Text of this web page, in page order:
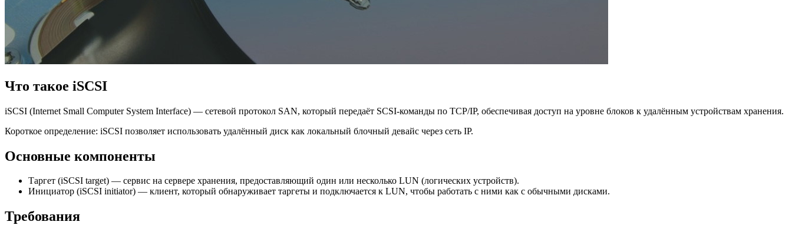
Что такое iSCSI
iSCSI (Internet Small Computer System Interface) — сетевой протокол SAN, который передаёт SCSI-команды по TCP/IP, обеспечивая доступ на уровне блоков к удалённым устройствам хранения.
Короткое определение: iSCSI позволяет использовать удалённый диск как локальный блочный девайс через сеть IP.
Основные компоненты
Таргет (iSCSI target) — сервис на сервере хранения, предоставляющий один или несколько LUN (логических устройств).
Инициатор (iSCSI initiator) — клиент, который обнаруживает таргеты и подключается к LUN, чтобы работать с ними как с обычными дисками.
Требования